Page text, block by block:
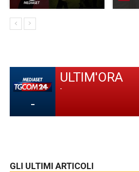
-
ULTIM'ORA
-
GLI ULTIMI ARTICOLI